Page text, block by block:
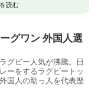
読む
グワン 外国人選
グビー人気が沸騰。日
ーをするラグビートッ
国人の助っ人を代表歴